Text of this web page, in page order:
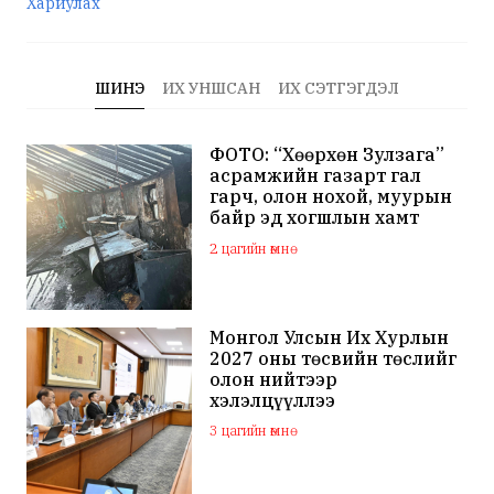
ШИНЭ ИХ УНШСАН ИХ СЭТГЭГДЭЛ
ФОТО: “Хөөрхөн Зулзага”
асрамжийн газарт гал
гарч, олон нохой, муурын
байр эд хогшлын хамт
шатжээ
2 цагийн өмнө
Монгол Улсын Их Хурлын
2027 оны төсвийн төслийг
олон нийтээр
хэлэлцүүллээ
3 цагийн өмнө